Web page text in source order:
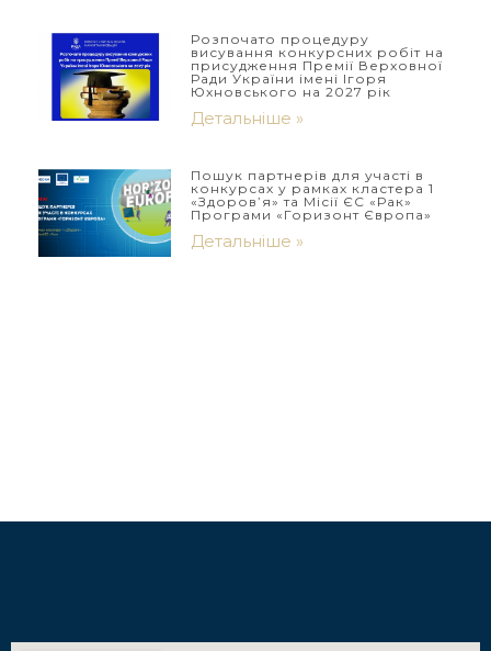
Розпочато процедуру
висування конкурсних робіт на
присудження Премії Верховної
Ради України імені Ігоря
Юхновського на 2027 рік
Детальніше »
Пошук партнерів для участі в
конкурсах у рамках кластера 1
«Здоров’я» та Місії ЄС «Рак»
Програми «Горизонт Європа»
Детальніше »